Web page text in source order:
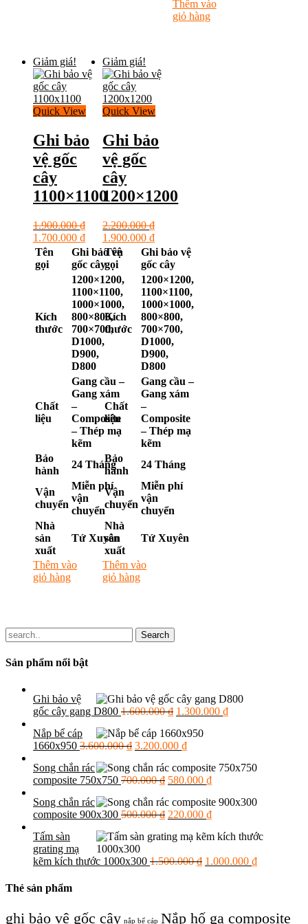
Thêm vào
giỏ hàng
Giảm giá!
Quick View
Ghi bảo
vệ gốc
cây
1100×1100
1.900.000₫
Giá
gốc
là:
1.900.000 ₫.
1.700.000 ₫Giá
hiện
tại
là:
1.700.000 ₫.
Tên
gọi
Ghi bảo vệ
gốc cây
Kích
thước
1200×1200,
1100×1100,
1000×1000,
800×800,
700×700,
D1000,
D900,
D800
Chất
liệu
Gang cầu –
Gang xám
–
Composite
– Thép mạ
kẽm
Bảo
hành
24 Tháng
Vận
chuyển
Miễn phí
vận
chuyển
Nhà
sản
xuất
Tứ Xuyên
Thêm vào
giỏ hàng
Giảm giá!
Quick View
Ghi bảo
vệ gốc
cây
1200×1200
2.200.000₫
Giá
gốc
là:
2.200.000 ₫.
1.900.000₫Giá
hiện
tại
là:
1.900.000 ₫.
Tên
gọi
Ghi bảo vệ
gốc cây
Kích
thước
1200×1200,
1100×1100,
1000×1000,
800×800,
700×700,
D1000,
D900,
D800
Chất
liệu
Gang cầu –
Gang xám
–
Composite
– Thép mạ
kẽm
Bảo
hành
24 Tháng
Vận
chuyển
Miễn phí
vận
chuyển
Nhà
sản
xuất
Tứ Xuyên
Thêm vào
giỏ hàng
Sản phẩm nổi bật
Ghi bảo vệ
gốc cây gang D800 1.600.000₫ Giá
là:
1.600.000 ₫.
1.300.000 ₫Giá
Nắp bể cáp
1660x950 3.600.000₫ Giá
là:
3.600.000 ₫.
3.200.000 ₫Giá
tại
là:
Song chắn rác
composite 750x750 700.000₫ Giá
là:
700.000 ₫.
580.000 ₫Giá
tại
là:
Song chắn rác
composite 900x300 500.000₫ Giá
là:
220.000 ₫Giá
tại
220.000 ₫.
Tấm sàn
grating mạ
kẽm kích thước 1000x300 1.500.000₫ Giá
1.000.000 ₫Giá
Thẻ sản phẩm
ghi bảo vệ gốc cây nắp bể cáp Nắp hố ga composite